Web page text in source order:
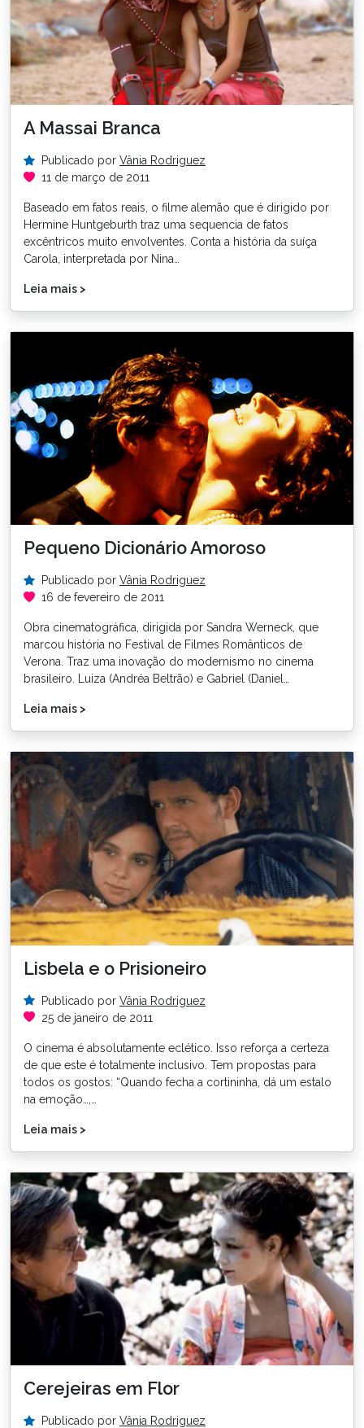
A Massai Branca
Publicado por Vânia Rodriguez
11 de março de 2011
Baseado em fatos reais, o filme alemão que é dirigido por
Hermine Huntgeburth traz uma sequencia de fatos
excêntricos muito envolventes. Conta a história da suíça
Carola, interpretada por Nina…
Leia mais >
Pequeno Dicionário Amoroso
Publicado por Vânia Rodriguez
16 de fevereiro de 2011
Obra cinematográfica, dirigida por Sandra Werneck, que
marcou história no Festival de Filmes Românticos de
Verona. Traz uma inovação do modernismo no cinema
brasileiro. Luiza (Andréa Beltrão) e Gabriel (Daniel…
Leia mais >
Lisbela e o Prisioneiro
Publicado por Vânia Rodriguez
25 de janeiro de 2011
O cinema é absolutamente eclético. Isso reforça a certeza
de que este é totalmente inclusivo. Tem propostas para
todos os gostos: “Quando fecha a cortininha, dá um estalo
na emoção…,…
Leia mais >
Cerejeiras em Flor
Publicado por Vânia Rodriguez